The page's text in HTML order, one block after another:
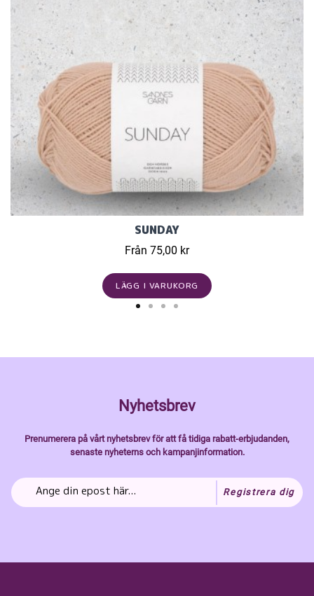
SUNDAY
Från 75,00 kr
LÄGG I VARUKORG
Nyhetsbrev
Prenumerera på vårt nyhetsbrev för att få tidiga rabatt-erbjudanden,
senaste nyheterns och kampanjinformation.
Registrera dig